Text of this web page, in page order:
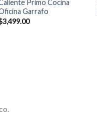
Primo Cocina
Garrafo
3,499.00